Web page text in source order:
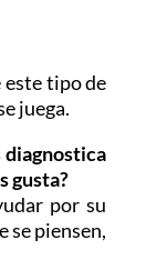
este tipo de
juega.
diagnostica
gusta?
por su
se piensen,